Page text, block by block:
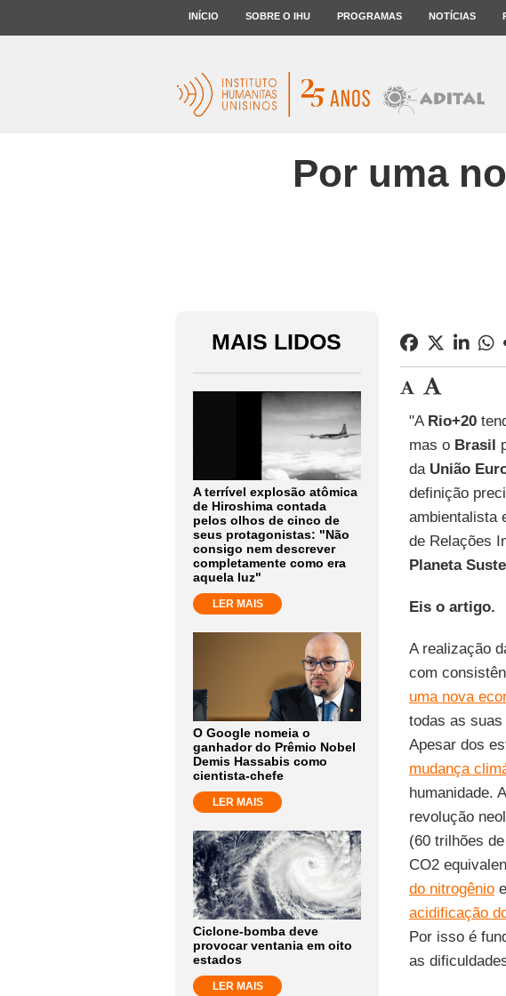
INÍCIO SOBRE O IHU PROGRAMAS NOTÍCIAS
Por uma
MAIS LIDOS
A terrível explosão atômica
de Hiroshima contada
pelos olhos de cinco de
seus protagonistas: "Não
consigo nem descrever
completamente como era
aquela luz"
LER MAIS
O Google nomeia o
ganhador do Prêmio Nobel
Demis Hassabis como
cientista-chefe
LER MAIS
Ciclone-bomba deve
provocar ventania em oito
estados
LER MAIS
"A Rio+20
mas o Brasil
da União
definição
ambientalista
de Relações
Planeta
Eis o artigo.
A realização
com
uma nova
todas as
Apesar dos
mudança
humanidade.
revolução
(60 trilhões
CO2
do nitrogênioe
acidificação
Por isso é
as